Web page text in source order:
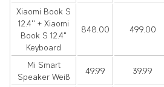
Xiaomi Book S
12.4'' + Xiaomi
Book S 12.4"
Keyboard
848.00 499.00
Mi Smart
Speaker Weiß
49.99 39.99